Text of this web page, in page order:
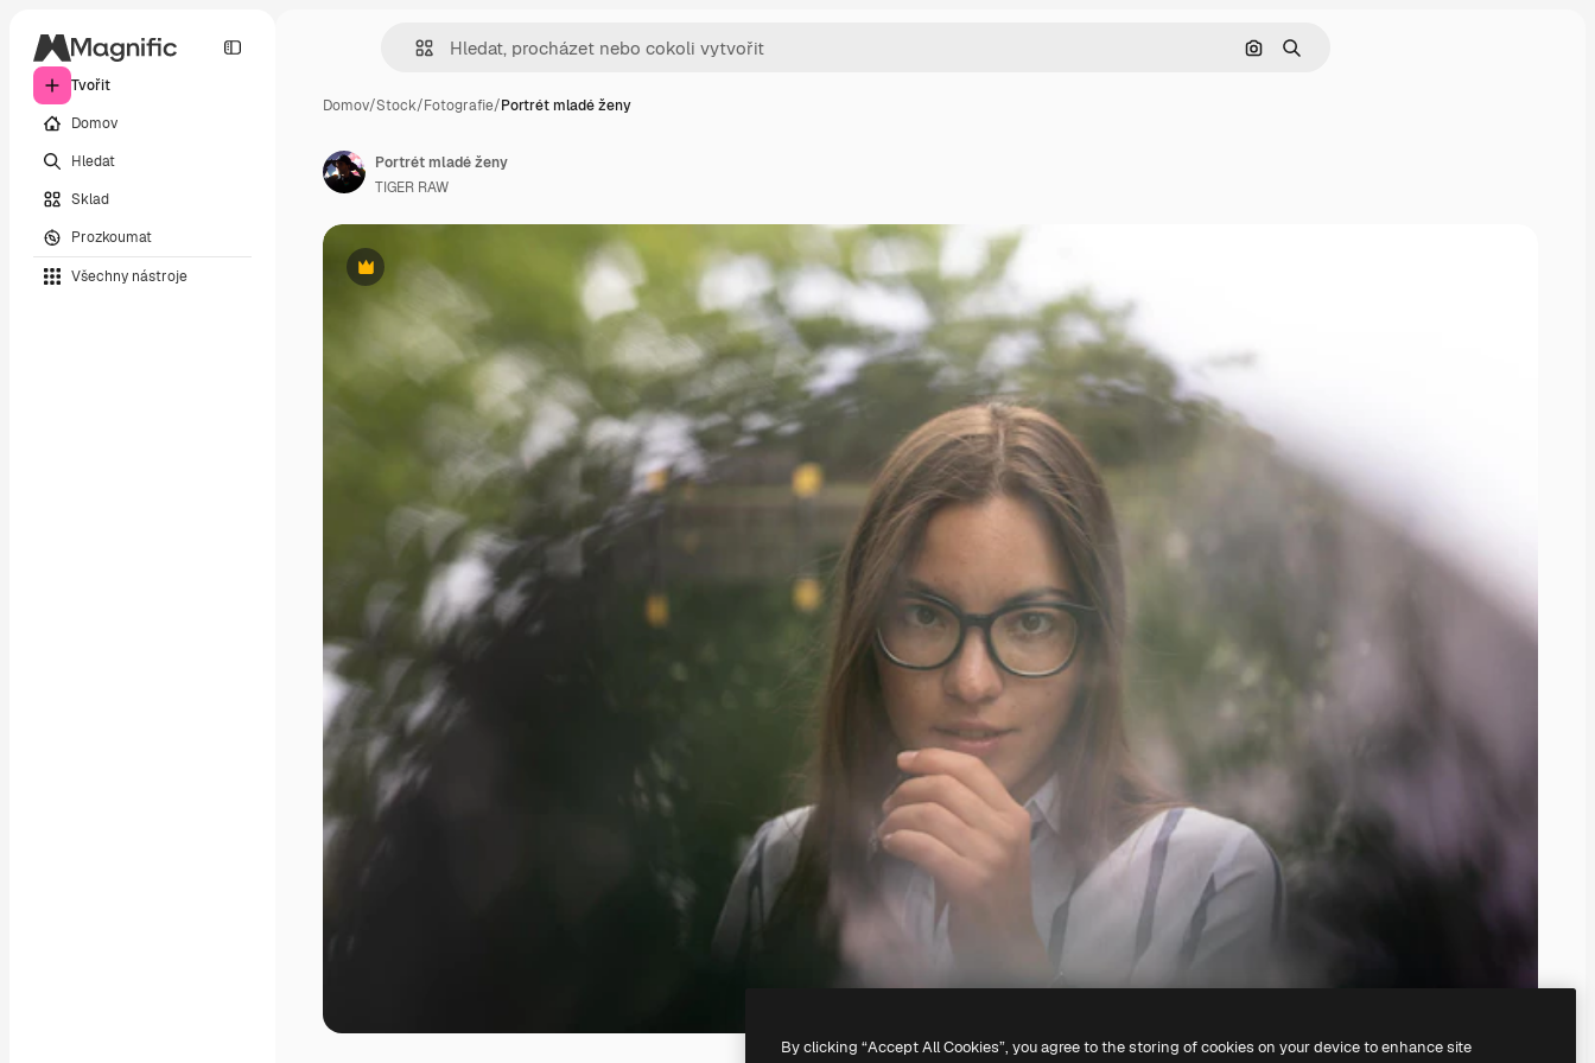
Tvořit
Domov
Hledat
Sklad
Prozkoumat
Všechny nástroje
Hledat podle obrázku
Hledat
Domov/Stock/Fotografie/Portrét mladé ženy
Premium
Portrét mladé ženy
TIGER RAW
By clicking “Accept All Cookies”, you agree to the storing of cookies on your device to enhance site